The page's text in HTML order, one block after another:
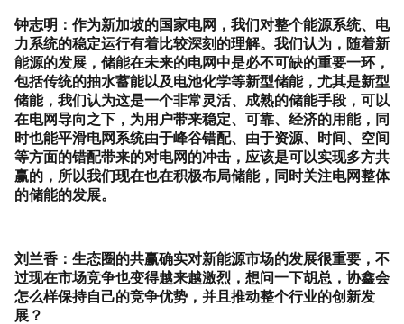
钟志明：作为新加坡的国家电网，我们对整个能源系统、电
力系统的稳定运行有着比较深刻的理解。我们认为，随着新
能源的发展，储能在未来的电网中是必不可缺的重要一环，
包括传统的抽水蓄能以及电池化学等新型储能，尤其是新型
储能，我们认为这是一个非常灵活、成熟的储能手段，可以
在电网导向之下，为用户带来稳定、可靠、经济的用能，同
时也能平滑电网系统由于峰谷错配、由于资源、时间、空间
等方面的错配带来的对电网的冲击，应该是可以实现多方共
赢的，所以我们现在也在积极布局储能，同时关注电网整体
的储能的发展。
刘兰香：生态圈的共赢确实对新能源市场的发展很重要，不
过现在市场竞争也变得越来越激烈，想问一下胡总，协鑫会
怎么样保持自己的竞争优势，并且推动整个行业的创新发
展？